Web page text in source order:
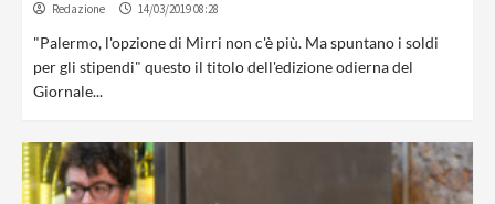
Redazione 14/03/2019 08:28
"Palermo, l'opzione di Mirri non c'è più. Ma spuntano i soldi
per gli stipendi" questo il titolo dell'edizione odierna del
Giornale...